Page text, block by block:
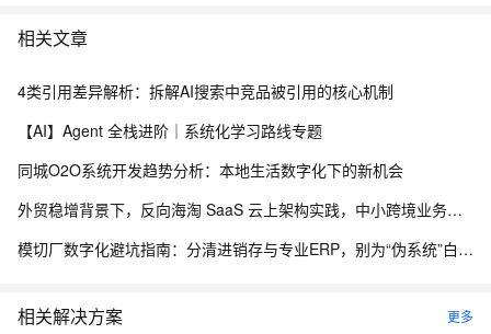
相关文章
4类引用差异解析：拆解AI搜索中竞品被引用的核心机制
【AI】Agent 全栈进阶｜系统化学习路线专题
同城O2O系统开发趋势分析：本地生活数字化下的新机会
外贸稳增背景下，反向海淘 SaaS 云上架构实践，中小跨境业务如何低成本扛住流量脉冲
模切厂数字化避坑指南：分清进销存与专业ERP，别为“伪系统”白白投入成本
相关解决方案 更多